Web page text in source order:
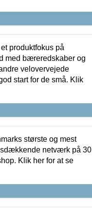
produktfokus på
med bæreredskaber og
velovervejede
start for de små. Klik
største og mest
netværk på 30
Klik her for at se